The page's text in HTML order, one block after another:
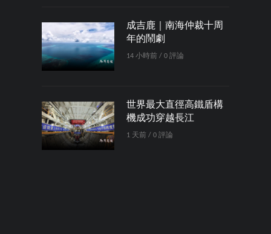
成吉鹿｜南海仲裁十周
年的鬧劇
14 小時前 / 0 評論
世界最大直徑高鐵盾構
機成功穿越長江
1 天前 / 0 評論